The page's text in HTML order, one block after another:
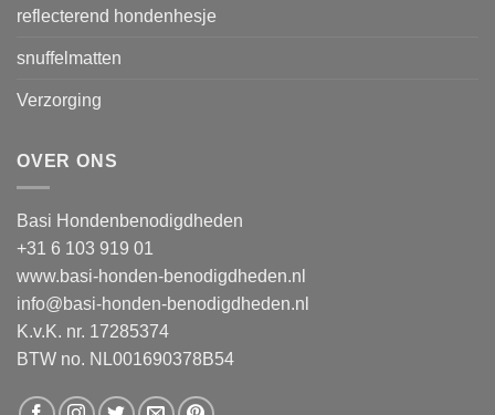
reflecterend hondenhesje
snuffelmatten
Verzorging
OVER ONS
Basi Hondenbenodigdheden
+31 6 103 919 01
www.basi-honden-benodigdheden.nl
info@basi-honden-benodigdheden.nl
K.v.K. nr. 17285374
BTW no. NL001690378B54